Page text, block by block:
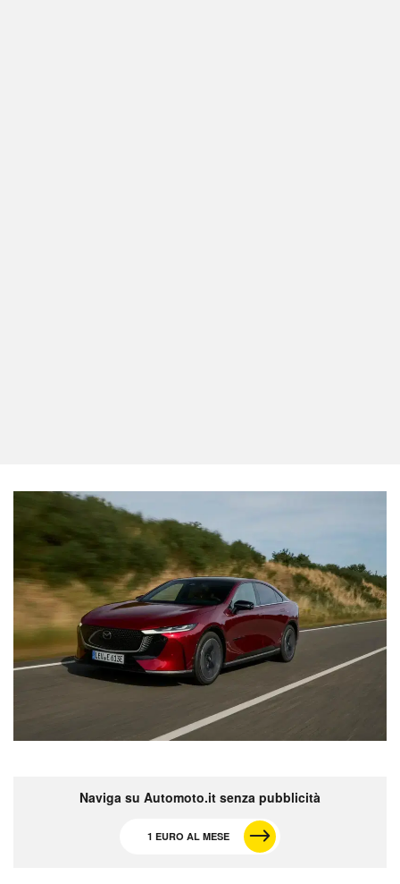
Naviga su Automoto.it senza pubblicità
1 EURO AL MESE